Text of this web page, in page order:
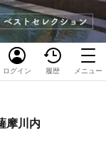
ログイン 履歴 メニュー
摩川内